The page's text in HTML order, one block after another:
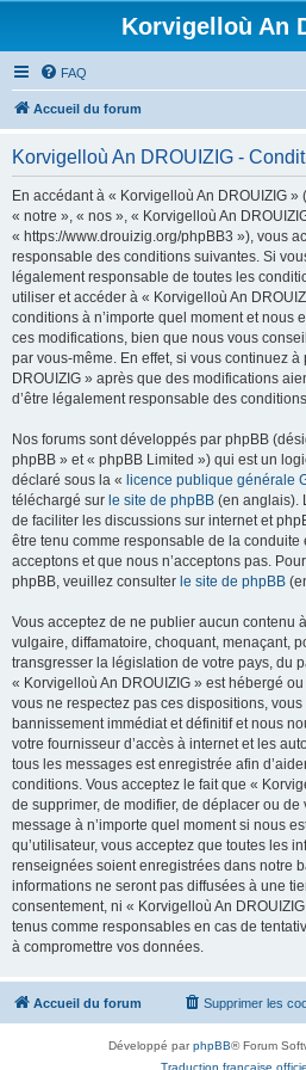
Korvigelloù An
FAQ
Accueil du forum
Korvigelloù An DROUIZIG -
En accédant à « Korvigelloù An DROUIZIG
« notre », « nos », « Korvigelloù An
« https://www.drouizig.org/phpBB3 »), vous
responsable des conditions suivantes. Si
légalement responsable de toutes les
utiliser et accéder à « Korvigelloù An
conditions à n’importe quel moment et nous
ces modifications, bien que nous vous
par vous-même. En effet, si vous continuez
DROUIZIG » après que des modifications
d’être légalement responsable des
Nos forums sont développés par phpBB
phpBB » et « phpBB Limited ») qui est un
déclaré sous la « licence publique générale
téléchargé sur le site de phpBB (en anglais).
de faciliter les discussions sur internet et
être tenu comme responsable de la conduite
acceptons et que nous n’acceptons pas.
phpBB, veuillez consulter le site de phpBB
Vous acceptez de ne publier aucun contenu
vulgaire, diffamatoire, choquant, menaçant,
transgresser la législation de votre pays, du
« Korvigelloù An DROUIZIG » est hébergé
vous ne respectez pas ces dispositions,
bannissement immédiat et définitif et nous
votre fournisseur d’accès à internet et les
tous les messages est enregistrée afin
conditions. Vous acceptez le fait que «
de supprimer, de modifier, de déplacer ou
message à n’importe quel moment si nous
qu’utilisateur, vous acceptez que toutes les
renseignées soient enregistrées dans notre
informations ne seront pas diffusées à une
consentement, ni « Korvigelloù An
tenus comme responsables en cas de
à compromettre vos données.
Accueil du forum Supprimer les
Développé parphpBB® Forum
Traduction française